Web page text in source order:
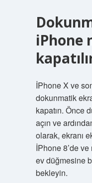
iPhone
İPhone X ve
dokunmatik
kapatın. Önce
açın ve
olarak, ekranı
İPhone 8’de
ev düğmesine
bekleyin.